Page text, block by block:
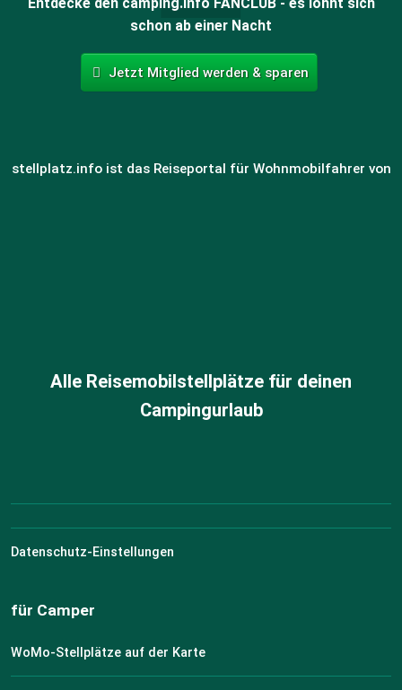
schon ab einer Nacht
Jetzt Mitglied werden & sparen
stellplatz.info ist das Reiseportal für Wohnmobilfahrer von
Alle Reisemobilstellplätze für deinen
Campingurlaub
Datenschutz-Einstellungen
für Camper
WoMo-Stellplätze auf der Karte